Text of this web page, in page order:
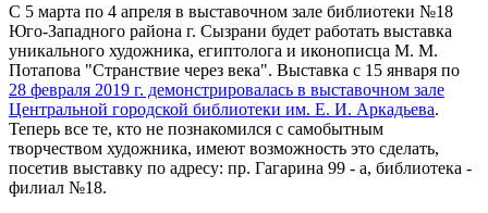
C 5 марта по 4 апреля в выставочном зале библиотеки №18
Юго-Западного района г. Сызрани будет работать выставка
уникального художника, египтолога и иконописца М. М.
Потапова "Странствие через века". Выставка с 15 января по
28 февраля 2019 г. демонстрировалась в выставочном зале
Центральной городской библиотеки им. Е. И. Аркадьева.
Теперь все те, кто не познакомился с самобытным
творчеством художника, имеют возможность это сделать,
посетив выставку по адресу: пр. Гагарина 99 - а, библиотека -
филиал №18.